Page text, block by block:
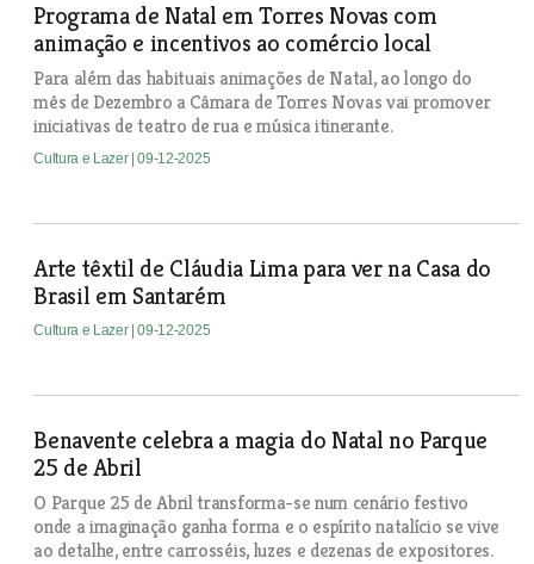
Programa de Natal em Torres Novas com
animação e incentivos ao comércio local
Para além das habituais animações de Natal, ao longo do
mês de Dezembro a Câmara de Torres Novas vai promover
iniciativas de teatro de rua e música itinerante.
Cultura e Lazer | 09-12-2025
Arte têxtil de Cláudia Lima para ver na Casa do
Brasil em Santarém
Cultura e Lazer | 09-12-2025
Benavente celebra a magia do Natal no Parque
25 de Abril
O Parque 25 de Abril transforma-se num cenário festivo
onde a imaginação ganha forma e o espírito natalício se vive
ao detalhe, entre carrosséis, luzes e dezenas de expositores.